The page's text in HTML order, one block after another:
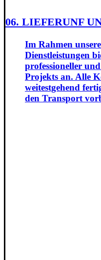
06. LIEFERUNF
Im Rahmen
Dienstleistungen
professioneller
Projekts an. Alle
weitestgehend
den Transport